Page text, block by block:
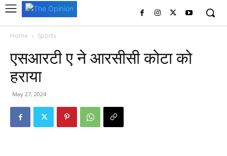
Home Sports
एसआरटी ए ने आरसीसी कोटा को
हराया
May 27, 2024